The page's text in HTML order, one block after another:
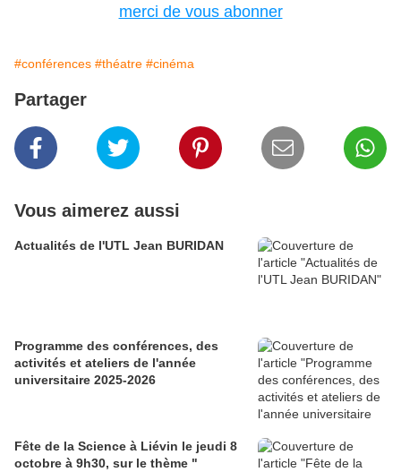
merci de vous abonner
#conférences #théatre #cinéma
Partager
Vous aimerez aussi
Actualités de l'UTL Jean BURIDAN
Programme des conférences, des
activités et ateliers de l'année
universitaire 2025-2026
Fête de la Science à Liévin le jeudi 8
octobre à 9h30, sur le thème "